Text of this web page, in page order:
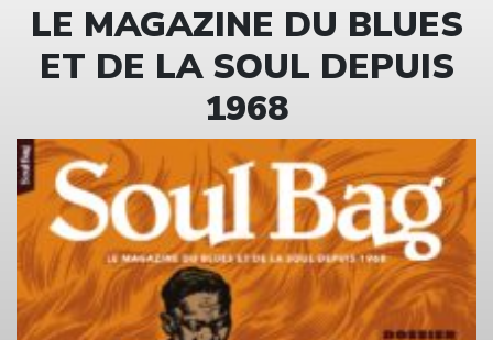
LE MAGAZINE DU BLUES
ET DE LA SOUL DEPUIS
1968